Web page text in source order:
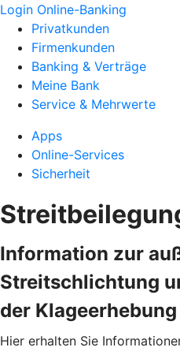
Login Online-Banking
Privatkunden
Firmenkunden
Banking & Verträge
Meine Bank
Service & Mehrwerte
Apps
Online-Services
Sicherheit
Information zur
Streitschlichtung
der Klageerhebung
Hier erhalten Sie